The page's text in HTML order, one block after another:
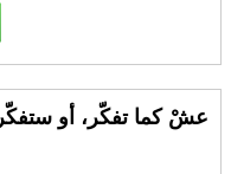
عشْ كما تفكّر، أو